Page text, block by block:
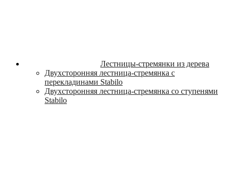
Лестницы-стремянки из дерева
Двухсторонняя лестница-стремянка с
перекладинами Stabilo
Двухсторонняя лестница-стремянка со ступенями
Stabilo